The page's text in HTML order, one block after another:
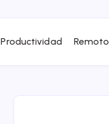
Productividad Remoto